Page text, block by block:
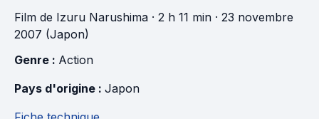
Film de Izuru Narushima · 2 h 11 min · 23 novembre
2007 (Japon)
Genre : Action
Pays d'origine : Japon